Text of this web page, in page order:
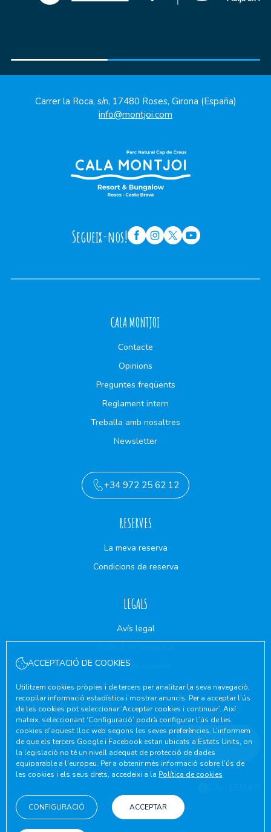
Carrer la Roca, s/n, 17480 Roses, Girona (España)
info@montjoi.com
Segueix-nos!
CALA MONTJOI
Contacte
Opinions
Preguntes freqüents
Reglament intern
Treballa amb nosaltres
Newsletter
+34 972 25 62 12
RESERVES
La meva reserva
Condicions de reserva
LEGALS
Avís legal
Política de cookies
SUBSCRIU-TE AL NEWSLETTER
SUBSCRIURE'S
ACCEPTACIÓ DE COOKIES
Utilitzem cookies pròpies i de tercers per analitzar la seva navegació,
recopilar informació estadística i mostrar anuncis. Per a acceptar l’ús
de les cookies pot seleccionar ‘Acceptar cookies i continuar’. Així
mateix, seleccionant ‘Configuració’ podrà configurar l’ús de les
cookies d’aquest lloc web segons les seves preferències. L’informem
de que els tercers Google i Facebook estan ubicats a Estats Units, on
la legislació no té un nivell adequat de protecció de dades
equiparable a l’europeu. Per a obtenir més informació sobre l’ús de
les cookies i els seus drets, accedeixi a la Política de cookies
CONFIGURACIÓ ACCEPTAR